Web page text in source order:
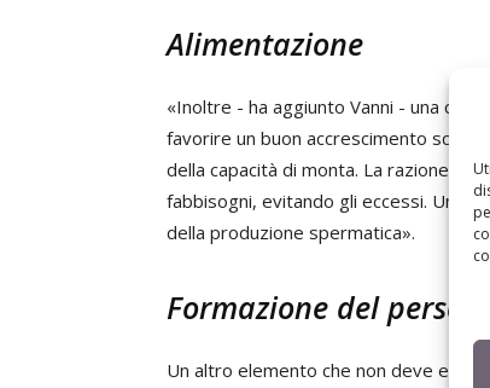
Alimentazione
«Inoltre - ha aggiunto Vanni - una
favorire un buon accrescimento
della capacità di monta. La razione
fabbisogni, evitando gli eccessi. Un
della produzione spermatica».
Formazione del
Un altro elemento che non deve